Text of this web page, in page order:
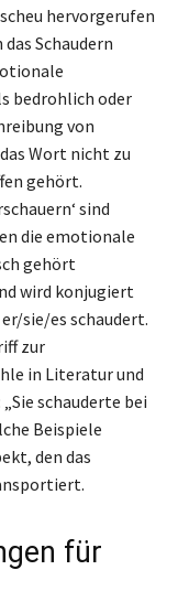
hervorgerufen
Schaudern
bedrohlich oder
von
Wort nicht zu
gehört.
sind
die emotionale
gehört
wird konjugiert
sie/es schaudert.
zur
in Literatur und
schauderte bei
Beispiele
den das
für